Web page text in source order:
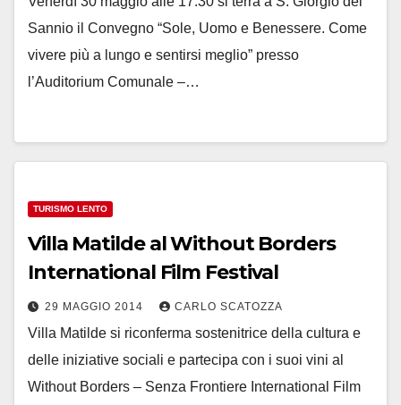
Sannio il Convegno “Sole, Uomo e Benessere. Come
vivere più a lungo e sentirsi meglio” presso
l’Auditorium Comunale –…
TURISMO LENTO
Villa Matilde al Without Borders
International Film Festival
29 MAGGIO 2014 CARLO SCATOZZA
Villa Matilde si riconferma sostenitrice della cultura e
delle iniziative sociali e partecipa con i suoi vini al
Without Borders – Senza Frontiere International Film